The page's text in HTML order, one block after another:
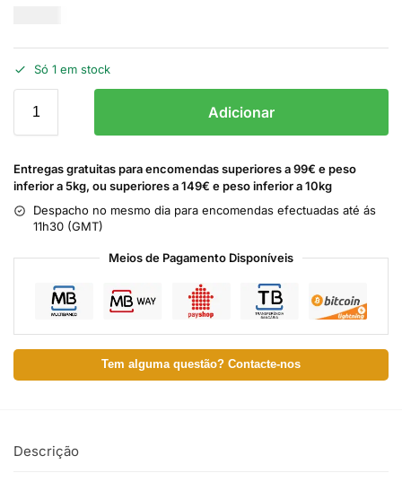
Só 1 em stock
Adicionar
Entregas gratuitas para encomendas superiores a 99€ e peso
inferior a 5kg, ou superiores a 149€ e peso inferior a 10kg
Despacho no mesmo dia para encomendas efectuadas até ás
11h30 (GMT)
Meios de Pagamento Disponíveis
Tem alguma questão? Contacte-nos
Descrição